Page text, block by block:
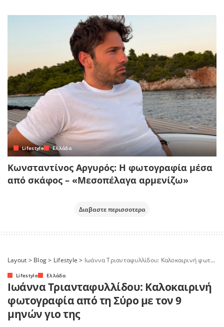
Lifestyle Ελλάδα
Κωνσταντίνος Αργυρός: Η φωτογραφία μέσα
από σκάφος – «Μεσοπέλαγα αρμενίζω»
Διαβαστε περισσοτερα
Layout > Blog> Lifestyle > Ιωάννα Τριανταφυλλίδου: Καλοκαιρινή φωτογραφία από τη Σύρο με τον 9 μηνών γιο της
Lifestyle Ελλάδα
Ιωάννα Τριανταφυλλίδου: Καλοκαιρινή
φωτογραφία από τη Σύρο με τον 9
μηνών γιο της